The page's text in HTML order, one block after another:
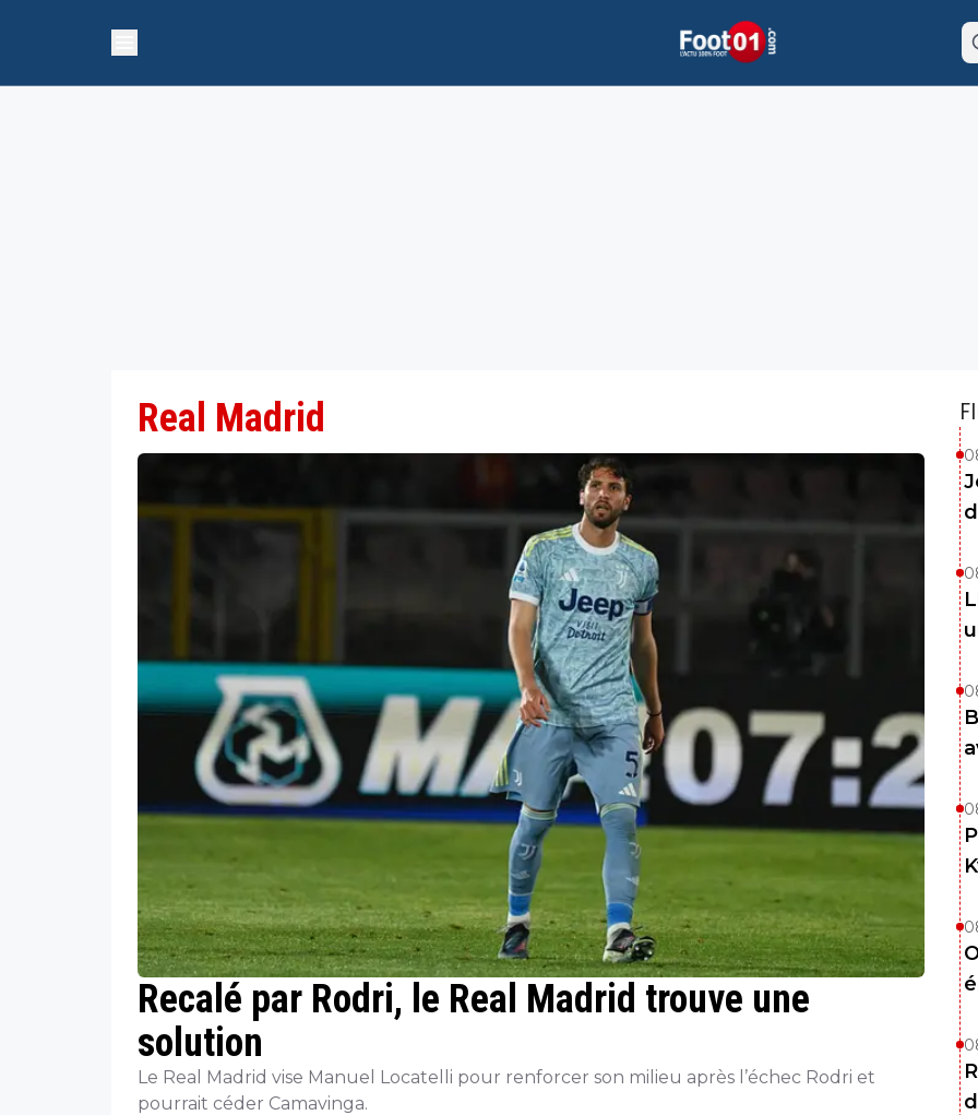
Real Madrid
Recalé par Rodri, le Real Madrid trouve une
solution
Le Real Madrid vise Manuel Locatelli pour renforcer son milieu après l’échec Rodri et
pourrait céder Camavinga.